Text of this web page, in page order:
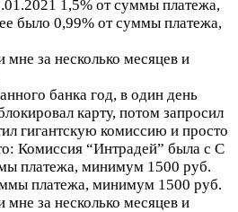
1,5% от суммы платежа,
было 0,99% от суммы платежа,
за несколько месяцев и
банка год, в один день
карту, потом запросил
гигантскую комиссию и просто
Комиссия “Интрадей” была с C
платежа, минимум 1500 руб.
платежа, минимум 1500 руб.
за несколько месяцев и